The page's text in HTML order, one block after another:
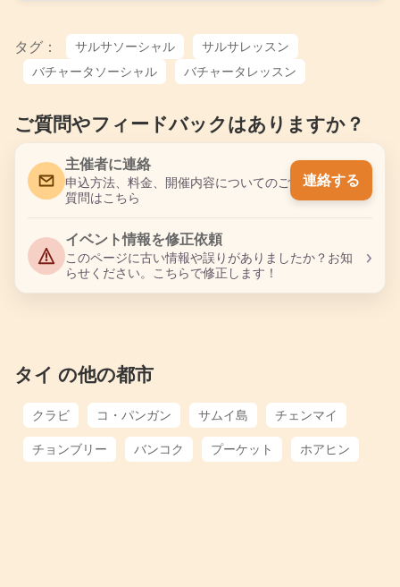
タグ： サルサソーシャル
サルサレッスン
バチャータソーシャル
バチャータレッスン
ご質問やフィードバックはありますか？
主催者に連絡
申込方法、料金、開催内容についてのご
質問はこちら
連絡する
イベント情報を修正依頼
このページに古い情報や誤りがありましたか？お知
らせください。こちらで修正します！
›
タイ の他の都市
クラビ コ・パンガン サムイ島
チェンマイ
チョンブリー
バンコク プーケット ホアヒン